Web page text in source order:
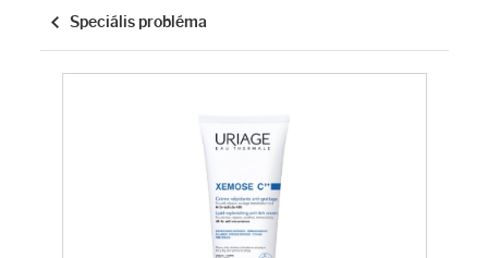
Speciális probléma